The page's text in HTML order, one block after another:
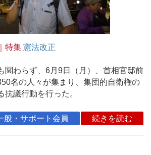
｜特集 憲法改正
わらず、6月9日（月）、首相官邸前
名の人々が集まり、集団的自衛権の
議行動を行った。
般・サポート会員 続きを読む